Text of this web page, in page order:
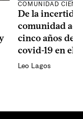
COMUNIDAD
De la
comunidad
cinco años de
covid-19 en el
Leo Lagos